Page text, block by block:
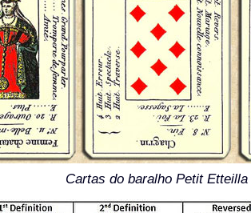
Cartas do baralho Petit Etteilla